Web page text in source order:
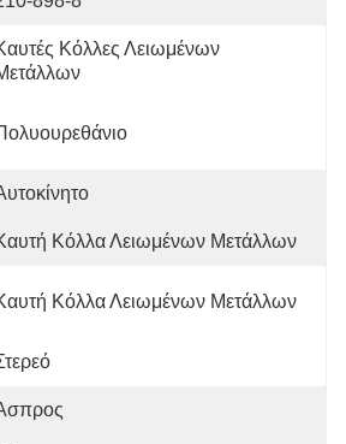
Κόλλες Λειωμένων
Κόλλα Λειωμένων Μετάλλων
Κόλλα Λειωμένων Μετάλλων